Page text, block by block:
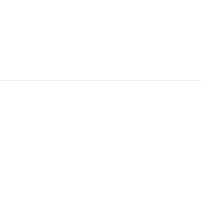
合夥一站式線上申請作業」
較低的規費，審查速度